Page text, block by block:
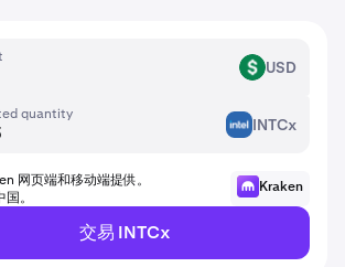
USD USD
quantity
INTC INTCx
网页端和移动端提供。
。
Kraken
交易 INTCx